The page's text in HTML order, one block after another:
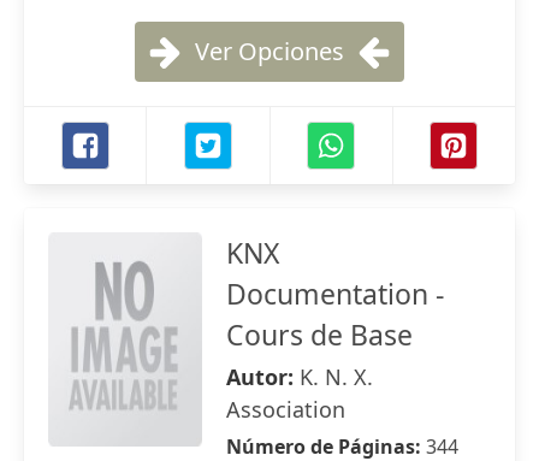
Ver Opciones
KNX
Documentation -
Cours de Base
Autor: K. N. X.
Association
Número de Páginas: 344